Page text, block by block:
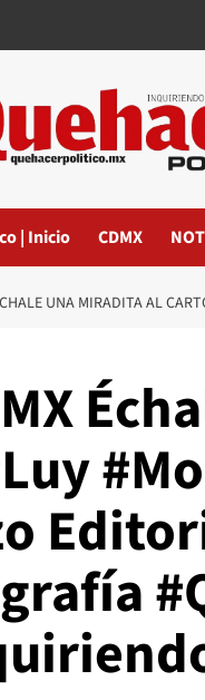
| Inicio CDMX
UNA MIRADITA AL